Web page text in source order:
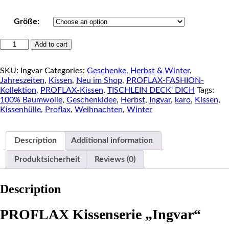
Größe:
PROFLAX
quantity
Add to cart
SKU: Ingvar Categories: Geschenke, Herbst & Winter,
Jahreszeiten, Kissen, Neu im Shop, PROFLAX-FASHION-
Kollektion, PROFLAX-Kissen, TISCHLEIN DECK‘ DICH Tags:
100% Baumwolle, Geschenkidee, Herbst, Ingvar, karo, Kissen,
Kissenhülle, Proflax, Weihnachten, Winter
Description Additional information
Produktsicherheit Reviews (0)
Description
PROFLAX Kissenserie „Ingvar“